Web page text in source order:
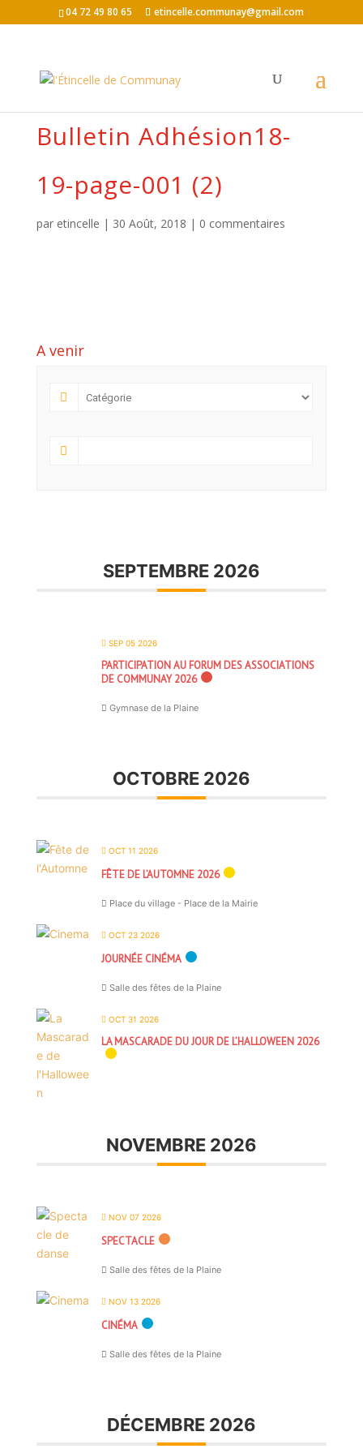
04 72 49 80 65 etincelle.communay@gmail.com
Bulletin Adhésion18-
19-page-001 (2)
par etincelle | 30 Août, 2018 | 0 commentaires
A venir
SEPTEMBRE 2026
SEP 05 2026
PARTICIPATION AU FORUM DES ASSOCIATIONS
DE COMMUNAY 2026
Gymnase de la Plaine
OCTOBRE 2026
OCT 11 2026
FÊTE DE L’AUTOMNE 2026
Place du village - Place de la Mairie
OCT 23 2026
JOURNÉE CINÉMA
Salle des fêtes de la Plaine
OCT 31 2026
LA MASCARADE DU JOUR DE L’HALLOWEEN 2026
NOVEMBRE 2026
NOV 07 2026
SPECTACLE
Salle des fêtes de la Plaine
NOV 13 2026
CINÉMA
Salle des fêtes de la Plaine
DÉCEMBRE 2026